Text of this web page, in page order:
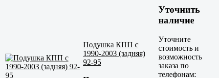
Подушка КПП с
1990-2003 (задняя)
92-95
Уточнить
наличие
Уточните
стоимость и
возможность
заказа по
телефонам: